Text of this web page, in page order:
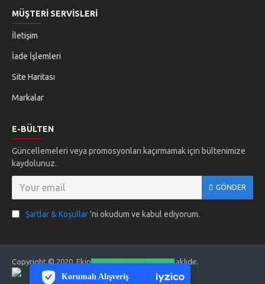
Korumalı Alışveriş
PCI-DSS Ödeme Güvenliği
7/24 Canlı Destek
MÜŞTERI SERVISLERI
İletişim
İade İşlemleri
Site Haritası
Markalar
E-BÜLTEN
Güncellemeleri veya promosyonları kaçırmamak için bültenimize
kaydolunuz.
GÖNDER
Şartlar & Koşullar'ni okudum ve kabul ediyorum.
Copyright © 2020, Ekip Kozmetik, Tüm hakları saklıdır.